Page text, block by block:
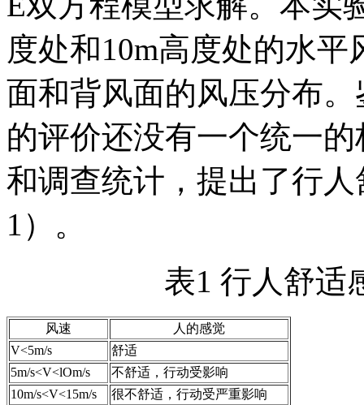
度处和10m高度处的水
面和背风面的风压分布
的评价还没有一个统一
和调查统计，提出了行
1）。
表1 行人舒适
风速
人的感觉
V<5m/s
舒适
5m/s<V<lOm/s
不舒适，行动受影响
10m/s<V<15m/s
很不舒适，行动受严重影响